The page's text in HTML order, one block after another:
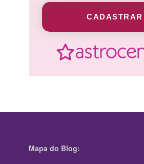
CADASTRAR
Mapa do Blog: